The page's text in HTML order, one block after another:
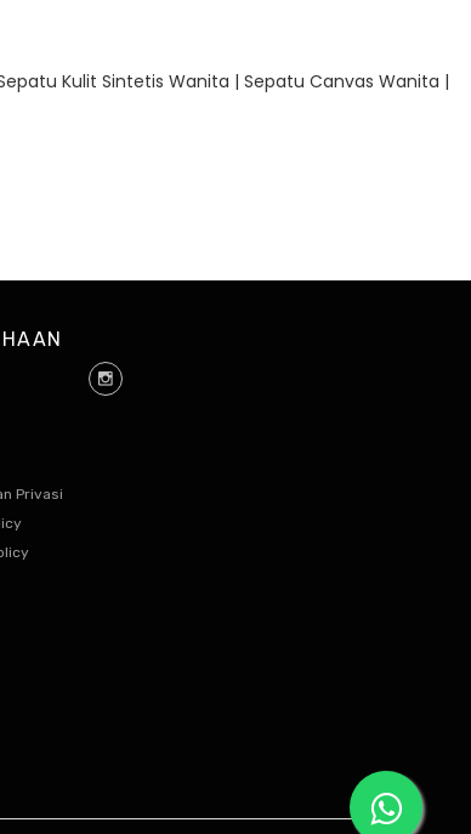
Kulit Sintetis Wanita | Sepatu Canvas Wanita |
Privasi